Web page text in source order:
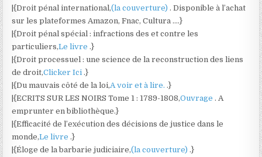
|{Droit pénal international,(la couverture) . Disponible à l’achat
sur les plateformes Amazon, Fnac, Cultura ….}
|{Droit pénal spécial : infractions des et contre les
particuliers,Le livre .}
|{Droit processuel : une science de la reconstruction des liens
de droit,Clicker Ici .}
|{Du mauvais côté de la loi,A voir et à lire. .}
|{ECRITS SUR LES NOIRS Tome 1 : 1789-1808,Ouvrage . A
emprunter en bibliothèque.}
|{Efficacité de l’exécution des décisions de justice dans le
monde,Le livre .}
|{Éloge de la barbarie judiciaire,(la couverture) .}